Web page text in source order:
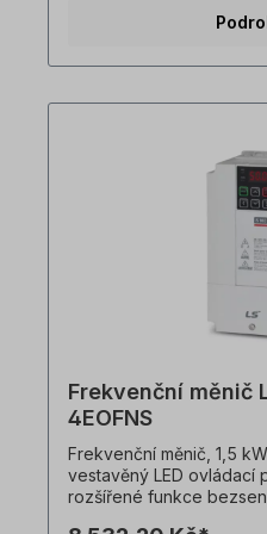
150 % během 1 min
nebo při otáčení
integrovaný displej s
možnost externího
inteligentního
S100 pod napětím
s automaticky
sekvence
bloků digitální a
Ethernet/IP, Profibus
Profinet, EtherCAT)
Frekvenční měnič
4EOFNS
Frekvenční měnič, 1,5
vestavěný LED ovládací
rozšířené funkce